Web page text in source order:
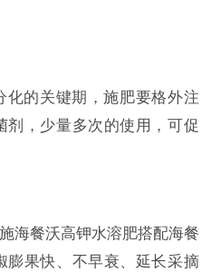
化的关键期，施肥要格外注
剂，少量多次的使用，可促
海餐沃高钾水溶肥搭配海餐
膨果快、不早衰、延长采摘